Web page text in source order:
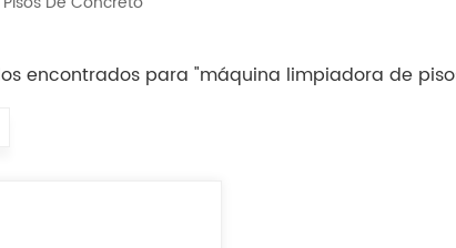
encontrados para "máquina limpiadora de